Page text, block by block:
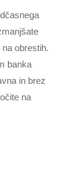
obrestih.
banka
in brez
na